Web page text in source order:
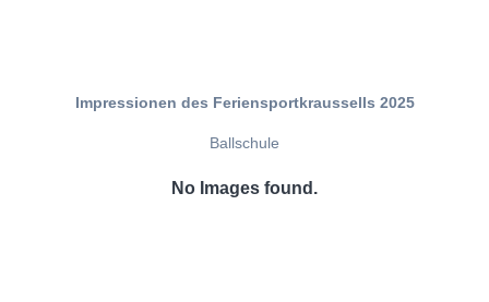
Impressionen des Feriensportkraussells 2025
Ballschule
No Images found.